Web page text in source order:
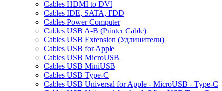
Cables HDMI to DVI
Cables IDE, SATA, FDD
Cables Power Computer
Cables USB A-B (Printer Cable)
Cables USB Extension (Удлинители)
Cables USB for Apple
Cables USB MicroUSB
Cables USB MiniUSB
Cables USB Type-C
Cables USB Universal for Apple - MicroUSB - Type-C